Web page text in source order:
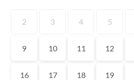
2 3 4 5
9 10 11 12
16 17 18 19